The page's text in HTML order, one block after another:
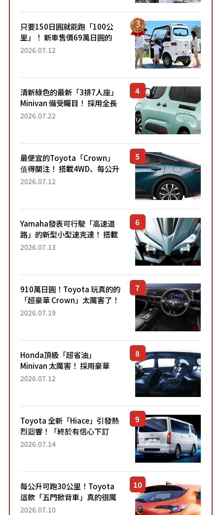
只要150日圓就能跑「100公
里」！ 新車售價69萬日圓的
「3人座」Trike大受歡迎！ 順
2026.07.12
清新綠色的最新「3排7人座」
Minivan 備受矚目！ 採用全長
4.7公尺剛剛好的車身尺寸與
2026.07.22
最便宜的Toyota「Crown」
值得關注！ 搭載4WD、每公升
22.4公里低油耗表現超亮眼！
2026.07.12
Yamaha發表可行駛「高速道
路」的新型小型速克達！ 搭載
能享受超強勁「渦輪感」的動
2026.07.13
910萬日圓！Toyota 玩真的的
「超豪華 Crown」太厲害了！
採用由「匠人技藝」打造的
2026.07.19
Honda頂級「超省油」
Minivan 太厲害！ 採用豪華
「真皮座椅」與專屬「黑色內
「三...
2026.07.12
Toyota 全新「Hiace」引發熱
烈迴響！「終於有信心下訂
了！」「哪個等級交車最
車？...
2026.07.14
每公升可跑30公里！Toyota
這款「五門掀背車」真的很厲
害！ 擁有全長4.3公尺的「剛剛
2026.07.10